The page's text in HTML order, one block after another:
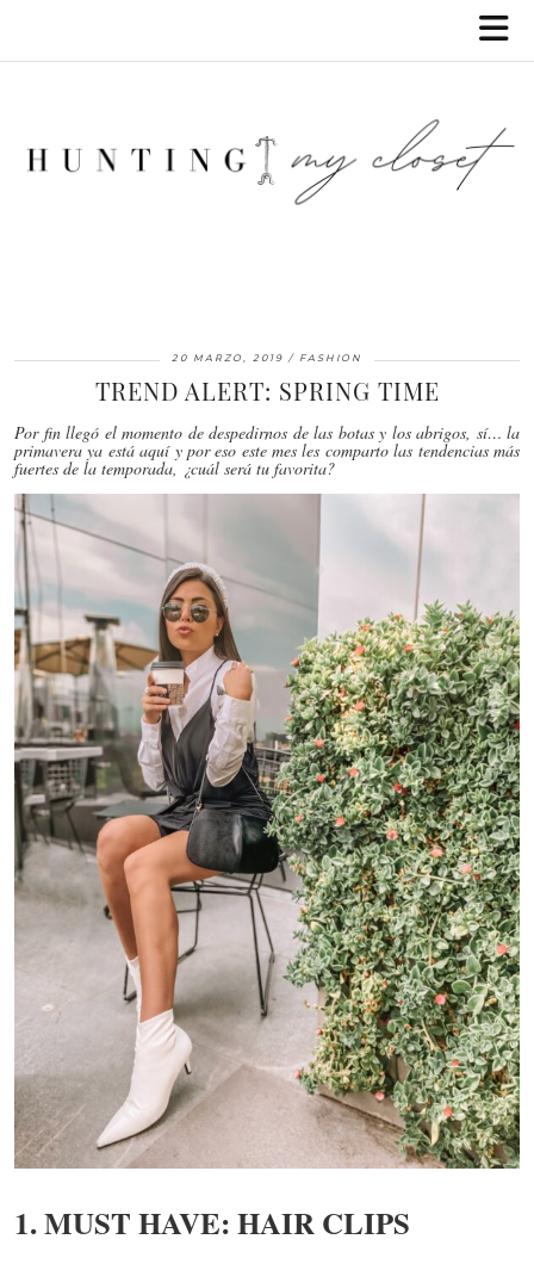
20 MARZO, 2019 FASHION
TREND ALERT: SPRING TIME
Por fin llegó el momento de despedirnos de las botas y los abrigos, sí… la
primavera ya está aquí y por eso este mes les comparto las tendencias más
fuertes de la temporada, ¿cuál será tu favorita?
1. MUST HAVE: HAIR CLIPS